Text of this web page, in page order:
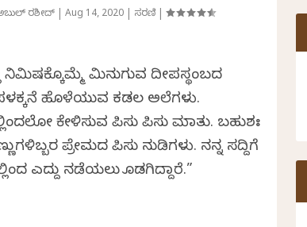
ರಶೀದ್| Aug 14, 2020| ಸರಣಿ|
ನಿಮಿಷಕ್ಕೊಮ್ಮೆ ಮಿನುಗುವ ದೀಪಸ್ಥಂಬದ
ಹೊಳೆಯುವ ಕಡಲ ಅಲೆಗಳು.
ಕೇಳಿಸುವ ಪಿಸು ಪಿಸು ಮಾತು. ಬಹುಶಃ
ಪ್ರೇಮದ ಪಿಸು ನುಡಿಗಳು. ನನ್ನ ಸದ್ದಿಗೆ
ಎದ್ದು ನಡೆಯಲು ತೊಡಗಿದ್ದಾರೆ.”